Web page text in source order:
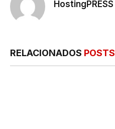
HostingPRESS
RELACIONADOS POSTS